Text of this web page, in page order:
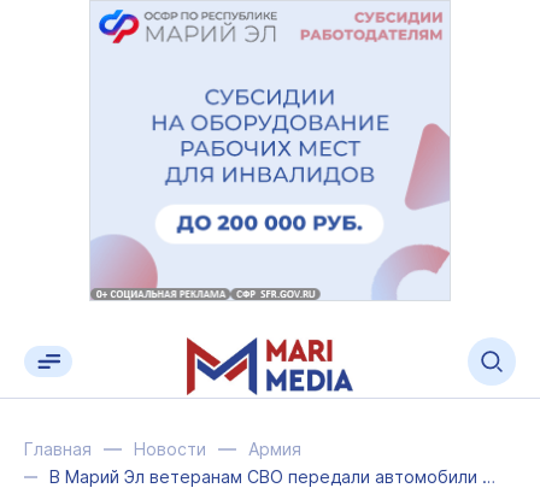
Главная Новости
Армия
В Марий Эл ветеранам СВО передали автомобили с ручным управлением